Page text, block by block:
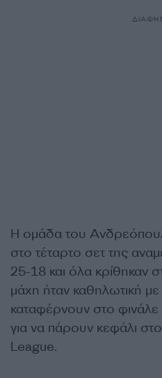
Η ομάδα του
στο τέταρτο σετ της
25-18 και όλα κρίθηκαν
μάχη ήταν καθηλωτική
καταφέρνουν στο
για να πάρουν κεφάλι
League.